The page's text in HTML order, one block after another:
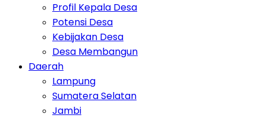
Profil Kepala Desa
Potensi Desa
Kebijakan Desa
Desa Membangun
Daerah
Lampung
Sumatera Selatan
Jambi